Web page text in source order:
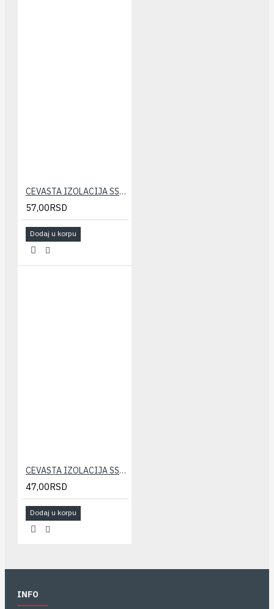
CEVASTA IZOLACIJA SSL-KLIMA 18x6 (10m)
57,00RSD
Dodaj u korpu
CEVASTA IZOLACIJA SSL-KLIMA 6x6 (10m)
47,00RSD
Dodaj u korpu
INFO